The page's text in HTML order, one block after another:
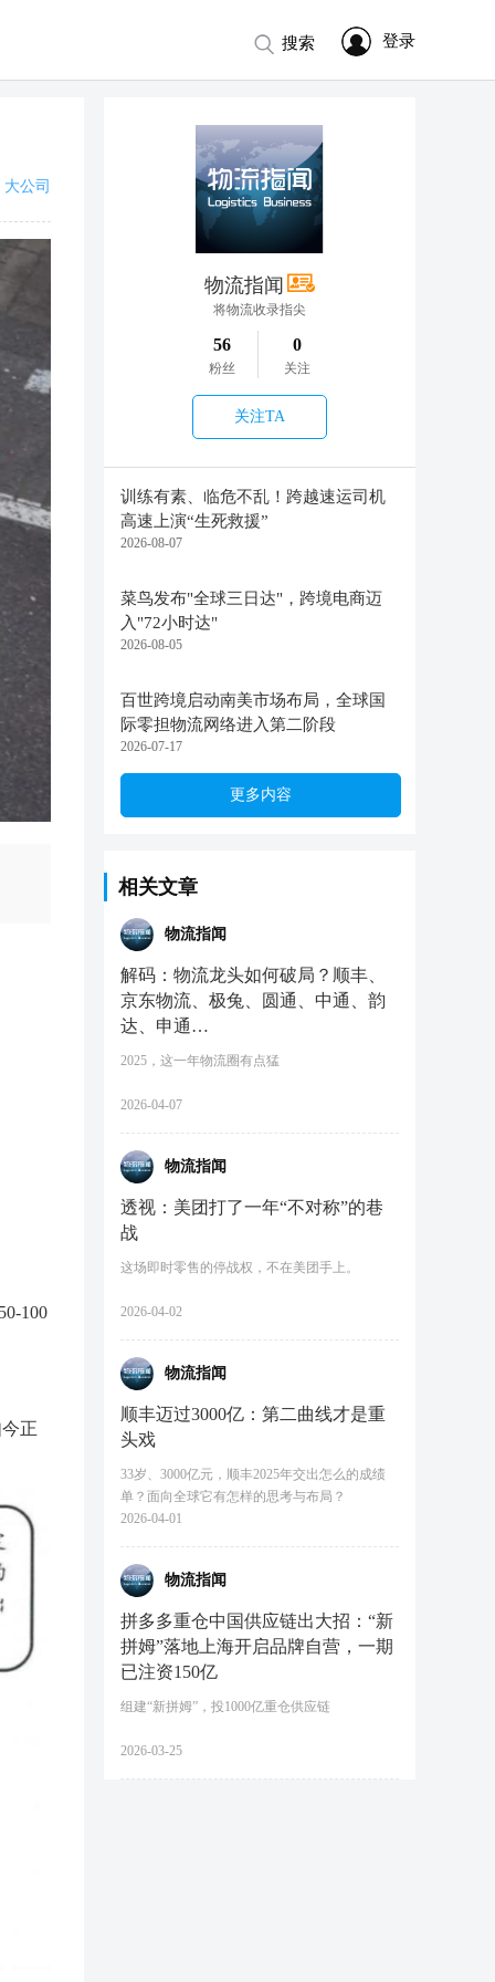
登录
搜索
物流指闻
将物流收录指尖
56
粉丝
0
关注
关注TA
训练有素、临危不乱！跨越速运司机
高速上演“生死救援”
2026-08-07
菜鸟发布"全球三日达"，跨境电商迈
入"72小时达"
2026-08-05
百世跨境启动南美市场布局，全球国
际零担物流网络进入第二阶段
2026-07-17
更多内容
相关文章
物流指闻
解码：物流龙头如何破局？顺丰、
京东物流、极兔、圆通、中通、韵
达、申通…
2025，这一年物流圈有点猛
2026-04-07
物流指闻
透视：美团打了一年“不对称”的巷
战
这场即时零售的停战权，不在美团手上。
2026-04-02
物流指闻
顺丰迈过3000亿：第二曲线才是重
头戏
33岁、3000亿元，顺丰2025年交出怎么的成绩
单？面向全球它有怎样的思考与布局？
2026-04-01
物流指闻
拼多多重仓中国供应链出大招：“新
拼姆”落地上海开启品牌自营，一期
已注资150亿
组建“新拼姆”，投1000亿重仓供应链
2026-03-25
大公司
100
正